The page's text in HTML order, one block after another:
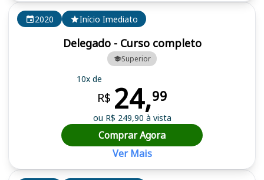
2020 Início Imediato
Delegado - Curso completo
Superior
10x de
R$ 24,99
ou R$ 249,90 à vista
Comprar Agora
Ver Mais